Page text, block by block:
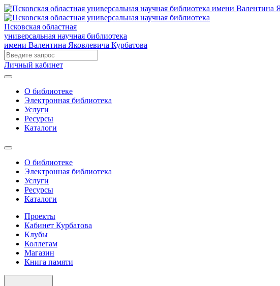
Псковская областная
универсальная научная библиотека
имени Валентина Яковлевича Курбатова
Личный кабинет
О библиотеке
Электронная библиотека
Услуги
Ресурсы
Каталоги
О библиотеке
Электронная библиотека
Услуги
Ресурсы
Каталоги
Проекты
Кабинет Курбатова
Клубы
Коллегам
Магазин
Книга памяти